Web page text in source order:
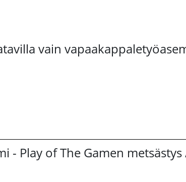
vain
- Play of The Gamen